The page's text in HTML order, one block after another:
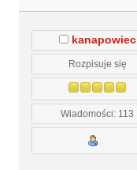
kanapowiec
Rozpisuje się
Wiadomości: 113